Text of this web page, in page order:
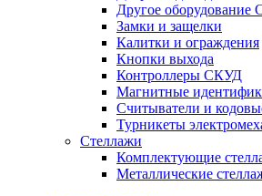
Другое оборудование
Замки и защелки
Калитки и ограждения
Кнопки выхода
Контроллеры СКУД
Магнитные
Считыватели и
Турникеты
Стеллажи
Комплектующие
Металлические